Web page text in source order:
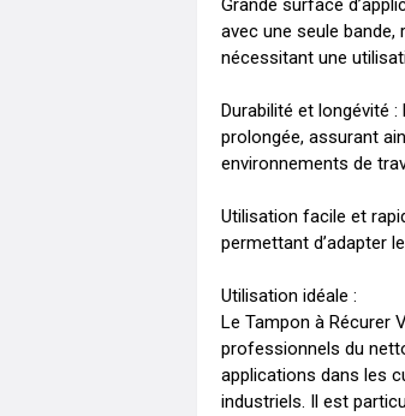
Grande surface
avec une seule
nécessitant une
Durabilité et longévité
prolongée, assurant
environnements de
Utilisation facile et
permettant d’adapter
Utilisation idéale :
Le Tampon à Récurer
professionnels du
applications dans les
industriels. Il est